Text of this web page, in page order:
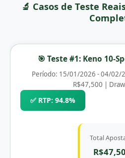
🔬 Casos de Teste
🎯 Teste #1: Keno 10-
Período: 15/01/2026 - 04/02/
R$47,500 |
✅ RTP: 94.8%
Total